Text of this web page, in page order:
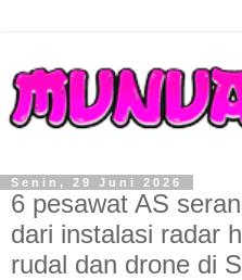
Senin, 29 Juni 2026
6 pesawat AS
dari instalasi radar
rudal dan drone di